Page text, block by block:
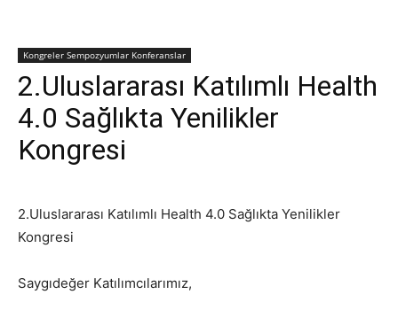
Kongreler Sempozyumlar Konferanslar
2.Uluslararası Katılımlı Health
4.0 Sağlıkta Yenilikler
Kongresi
2.Uluslararası Katılımlı Health 4.0 Sağlıkta Yenilikler
Kongresi
Saygıdeğer Katılımcılarımız,